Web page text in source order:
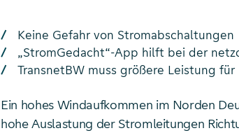
Keine Gefahr von Stromabschaltungen
„StromGedacht“-App hilft bei der
TransnetBW muss größere Leistung
Ein hohes Windaufkommen im Norden
hohe Auslastung der Stromleitungen